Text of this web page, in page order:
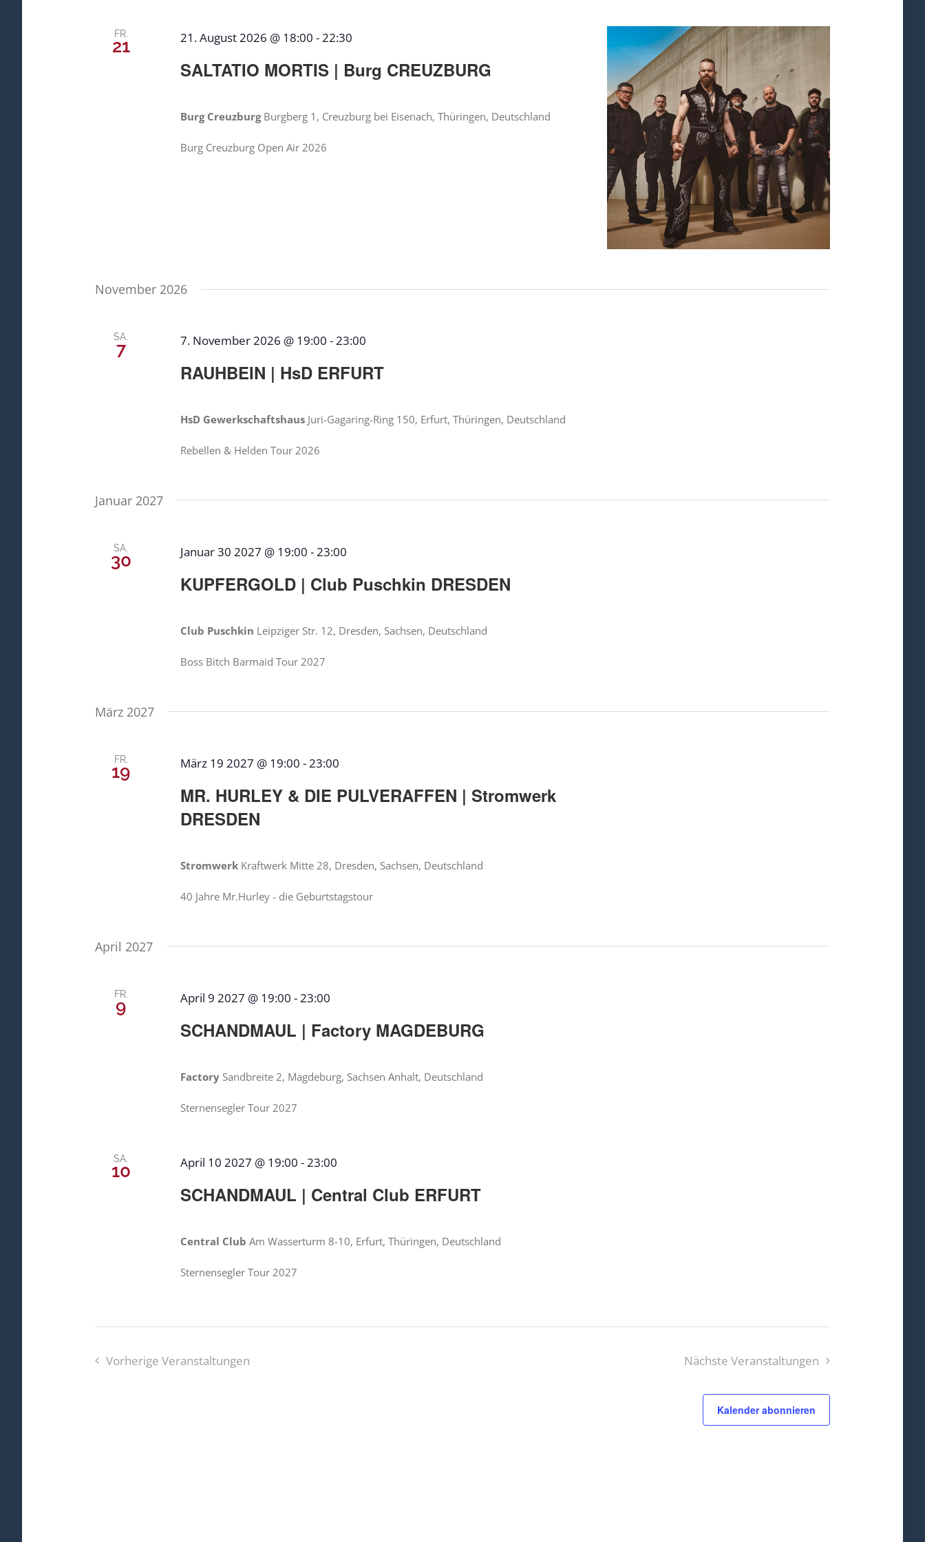
FR.
21
SALTATIO MORTIS | Burg CREUZBURG
21. August 2026 @ 18:00 -22:30
Burg Creuzburg Burgberg 1, Creuzburg bei Eisenach, Thüringen, Deutschland
Burg Creuzburg Open Air 2026
November 2026
SA.
7
RAUHBEIN | HsD ERFURT
7. November 2026 @ 19:00 -23:00
HsD Gewerkschaftshaus Juri-Gagaring-Ring 150, Erfurt, Thüringen, Deutschland
Rebellen & Helden Tour 2026
Januar 2027
SA.
30
KUPFERGOLD | Club Puschkin DRESDEN
Januar 30 2027 @ 19:00 -23:00
Club Puschkin Leipziger Str. 12, Dresden, Sachsen, Deutschland
Boss Bitch Barmaid Tour 2027
März 2027
FR.
19
MR. HURLEY & DIE PULVERAFFEN | Stromwerk
DRESDEN
März 19 2027 @ 19:00 -23:00
Stromwerk Kraftwerk Mitte 28, Dresden, Sachsen, Deutschland
40 Jahre Mr.Hurley - die Geburtstagstour
April 2027
FR.
9
SCHANDMAUL | Factory MAGDEBURG
April 9 2027 @ 19:00 -23:00
Factory Sandbreite 2, Magdeburg, Sachsen Anhalt, Deutschland
Sternensegler Tour 2027
SA.
10
SCHANDMAUL | Central Club ERFURT
April 10 2027 @ 19:00 -23:00
Central Club Am Wasserturm 8-10, Erfurt, Thüringen, Deutschland
Sternensegler Tour 2027
Vorherige Veranstaltungen NächsteVeranstaltungen
Kalender abonnieren